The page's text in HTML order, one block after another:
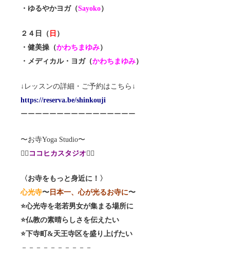
・ゆるやかヨガ（Sayoko）
２４日（ 日 ）
・健美操（かわちまゆみ）
・メディカル・ヨガ（かわちまゆみ）
↓レッスンの詳細・ご予約はこちら↓
https://reserva.be/shinkouji
ーーーーーーーーーーーーーーーー
〜お寺Yoga Studio〜
🧘‍♀️ ココヒカスタジオ🧘‍♂️
〈お寺をもっと身近に！〉
心光寺〜 日本一、心が光るお寺に〜
⭐️心光寺を老若男女が集まる場所に
⭐️仏教の素晴らしさを伝えたい
⭐️下寺町&天王寺区を盛り上げたい
－－－－－－－－－－